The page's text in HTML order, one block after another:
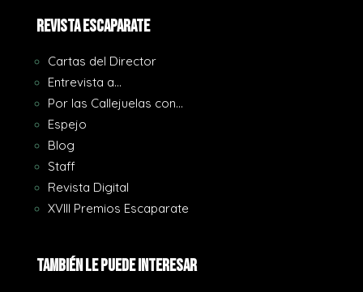
REVISTA ESCAPARATE
Cartas del Director
Entrevista a…
Por las Callejuelas con…
Espejo
Blog
Staff
Revista Digital
XVIII Premios Escaparate
También le puede interesar